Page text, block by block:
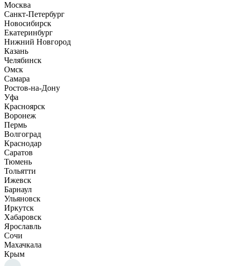
Москва
Санкт-Петербург
Новосибирск
Екатеринбург
Нижний Новгород
Казань
Челябинск
Омск
Самара
Ростов-на-Дону
Уфа
Красноярск
Воронеж
Пермь
Волгоград
Краснодар
Саратов
Тюмень
Тольятти
Ижевск
Барнаул
Ульяновск
Иркутск
Хабаровск
Ярославль
Сочи
Махачкала
Крым